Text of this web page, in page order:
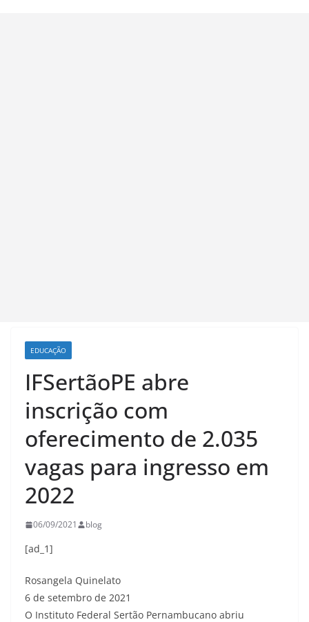
EDUCAÇÃO
IFSertãoPE abre
inscrição com
oferecimento de 2.035
vagas para ingresso em
2022
06/09/2021 blog
[ad_1]
Rosangela Quinelato
6 de setembro de 2021
O Instituto Federal Sertão Pernambucano abriu